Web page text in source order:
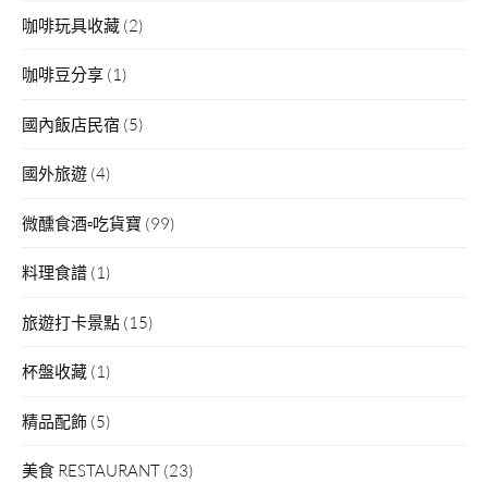
咖啡玩具收藏 (2)
咖啡豆分享 (1)
國內飯店民宿 (5)
國外旅遊 (4)
微醺食酒▫吃貨寶 (99)
料理食譜 (1)
旅遊打卡景點 (15)
杯盤收藏 (1)
精品配飾 (5)
美食 RESTAURANT (23)